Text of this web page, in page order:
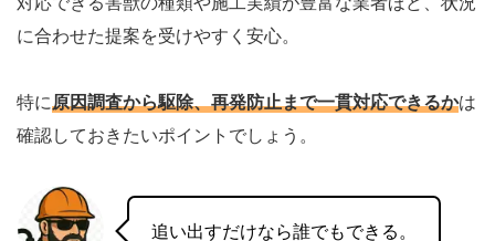
に合わせた提案を受けやすく安心。
特に原因調査から駆除、再発防止まで一貫対応できるかは
確認しておきたいポイントでしょう。
追い出すだけなら誰でもできる。